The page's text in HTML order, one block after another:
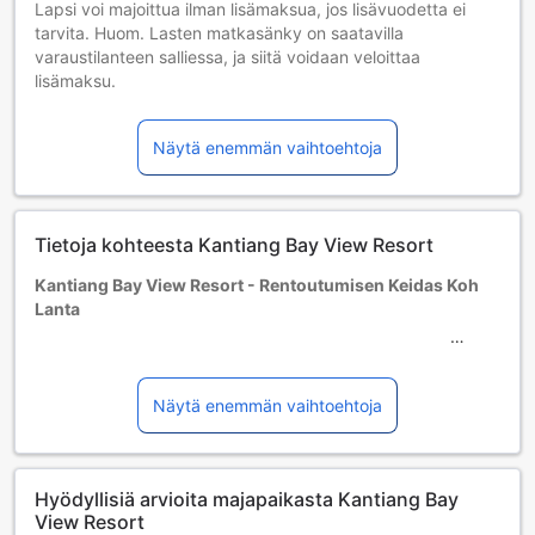
Lapsi voi majoittua ilman lisämaksua, jos lisävuodetta ei
tarvita. Huom. Lasten matkasänky on saatavilla
varaustilanteen salliessa, ja siitä voidaan veloittaa
lisämaksu.
Lapsi majoittuu ilmaiseksi, jos nukkuu jo olemassa olevilla
vuoteilla. Huomaa: jos tarvitset pinnasängyn, siitä voidaan
veloittaa erikseen.
Yli 7-vuotiaat vieraat katsotaan aikuisiksi.
tarkista kunkin huoneen kohdalta huonekoko lisätietoa
Kun varaat enemmän kuin 5 huonetta, eri käytännöt ja
ehdot saattavat päteä.
Näytä enemmän vaihtoehtoja
Tietoja kohteesta Kantiang Bay View Resort
Kantiang Bay View Resort - Rentoutumisen Keidas Koh
Lanta
Kantiang Bay View Resort on viehättävä 3.5 tähden hotelli,
joka sijaitsee upeassa Koh Lantan saaren ympäristössä
Thaimaassa. Rakennettu vuonna 2000 ja viimeksi
remontoitu vuonna 2014, tämä hotelli tarjoaa modernia
mukavuutta ja rauhoittavaa tunnelmaa, joka tekee siitä
täydellisen paikan lomailijalle. Hotelli sijaitsee 27,2 kilometrin
päässä kaupungin keskustasta, mikä takaa vieraille
Näytä enemmän vaihtoehtoja
Hyödyllisiä arvioita majapaikasta Kantiang Bay
View Resort